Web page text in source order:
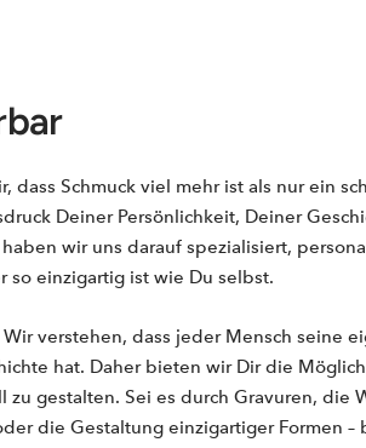
dass Schmuck viel mehr ist als nur ein
Deiner Persönlichkeit, Deiner
wir uns darauf spezialisiert,
so einzigartig ist wie Du selbst.
verstehen, dass jeder Mensch seine
hat. Daher bieten wir Dir die
zu gestalten. Sei es durch Gravuren, die
die Gestaltung einzigartiger Formen –